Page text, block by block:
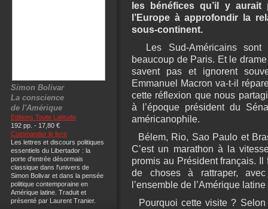
Simon Bolivar
La conscience
de l'Amérique
Editions Toute Latitude
192 pp. - 17,80 €
Commander le livre
Les lettres et discours politiques
essentiels du Libertador : la
porte d'entrée désormais
classique dans l'univers de
Simon Bolivar et dans la pensée
politique contemporaine en
Amérique latine. Traduit et
présenté par Laurent Tranier.
les bénéfices qu’il y
l’Europe à approfondir la
sous-continent.
Les Sud-Américains sont
beaucoup de Paris. Et le
savent pas et ignorent
Emmanuel Macron va-t-il
cette réflexion que nous
à l’époque président du
américanophile.
Bélem, Rio, Sao Paulo et
C’est un marathon à la
promis au Président français. Il
de choses à rattraper,
l’ensemble de l’Amérique latine
Pourquoi cette visite ? Selon